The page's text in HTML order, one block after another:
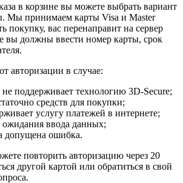
в корзине вы можете выбрать вариант
Мы принимаем карты Visa и Master
покупку, вас перенаправит на сервер
вы должны ввести номер карты, срок
авторизации в случае:
поддерживает технологию 3D-Secure;
средств для покупки;
услугу платежей в интернете;
ожидания ввода данных;
допущена ошибка.
повторить авторизацию через 20
другой картой или обратиться в свой